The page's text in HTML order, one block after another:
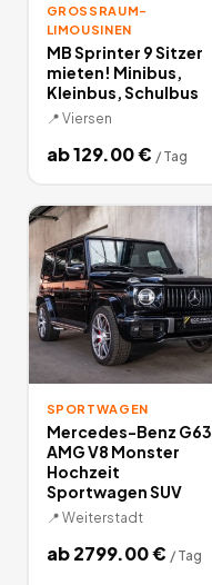
GROSSRAUM-L
IMOUSINEN
MB Sprinter 9 Sitzer
mieten! Minibus,
Kleinbus, Schulbus
📍 Viersen
ab129.00€ / Tag
SPORTWAGEN
Mercedes-Benz G63
AMG V8 Monster
Hochzeit
Sportwagen SUV
📍 Weiterstadt
ab2799.00€ / Tag